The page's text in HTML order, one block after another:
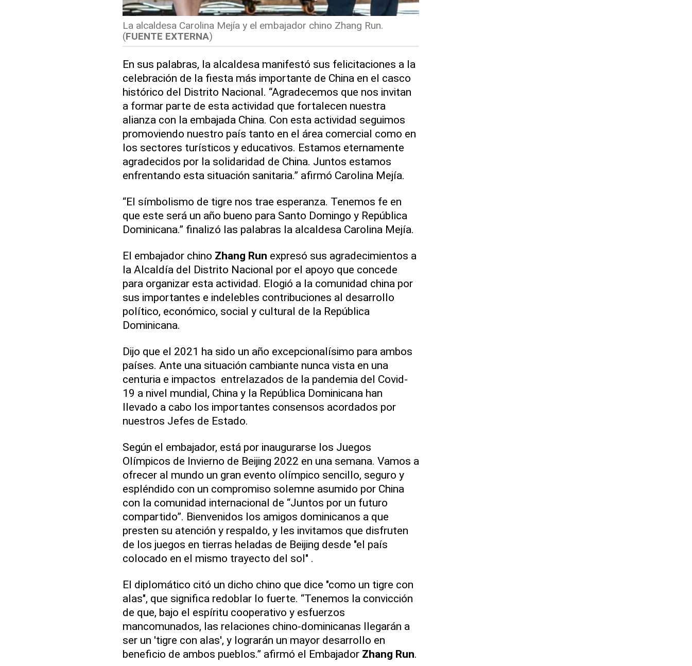
La alcaldesa Carolina Mejía y el embajador chino Zhang Run.
(FUENTE EXTERNA)
En sus palabras, la alcaldesa manifestó sus felicitaciones a la
celebración de la fiesta más importante de China en el casco
histórico del Distrito Nacional. “Agradecemos que nos invitan
a formar parte de esta actividad que fortalecen nuestra
alianza con la embajada China. Con esta actividad seguimos
promoviendo nuestro país tanto en el área comercial como en
los sectores turísticos y educativos. Estamos eternamente
agradecidos por la solidaridad de China. Juntos estamos
enfrentando esta situación sanitaria.” afirmó Carolina Mejía.
“El símbolismo de tigre nos trae esperanza. Tenemos fe en
que este será un año bueno para Santo Domingo y República
Dominicana.” finalizó las palabras la alcaldesa Carolina Mejía.
El embajador chino Zhang Run expresó sus agradecimientos a
la Alcaldía del Distrito Nacional por el apoyo que concede
para organizar esta actividad. Elogió a la comunidad china por
sus importantes e indelebles contribuciones al desarrollo
político, económico, social y cultural de la República
Dominicana.
Dijo que el 2021 ha sido un año excepcionalísimo para ambos
países. Ante una situación cambiante nunca vista en una
centuria e impactos entrelazados de la pandemia del Covid-
19 a nivel mundial, China y la República Dominicana han
llevado a cabo los importantes consensos acordados por
nuestros Jefes de Estado.
Según el embajador, está por inaugurarse los Juegos
Olímpicos de Invierno de Beijing 2022 en una semana. Vamos a
ofrecer al mundo un gran evento olímpico sencillo, seguro y
espléndido con un compromiso solemne asumido por China
con la comunidad internacional de “Juntos por un futuro
compartido”. Bienvenidos los amigos dominicanos a que
presten su atención y respaldo, y les invitamos que disfruten
de los juegos en tierras heladas de Beijing desde "el país
colocado en el mismo trayecto del sol" .
El diplomático citó un dicho chino que dice "como un tigre con
alas", que significa redoblar lo fuerte. “Tenemos la convicción
de que, bajo el espíritu cooperativo y esfuerzos
mancomunados, las relaciones chino-dominicanas llegarán a
ser un 'tigre con alas', y lograrán un mayor desarrollo en
beneficio de ambos pueblos.” afirmó el Embajador Zhang Run.